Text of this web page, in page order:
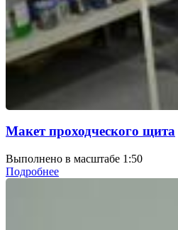
Макет проходческого щита
Выполнено в масштабе 1:50
Подробнее